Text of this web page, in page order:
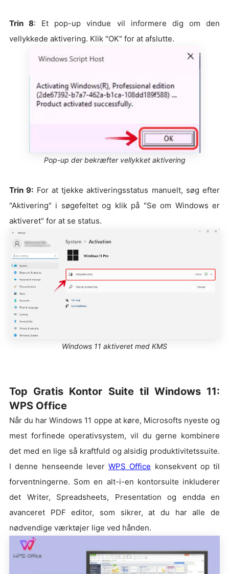
Trin 8: Et pop-up vindue vil informere dig om den
vellykkede aktivering. Klik "OK" for at afslutte.
Pop-up der bekræfter vellykket aktivering
Trin 9: For at tjekke aktiveringsstatus manuelt, søg efter
"Aktivering" i søgefeltet og klik på "Se om Windows er
aktiveret" for at se status.
Windows 11 aktiveret med KMS
Top Gratis Kontor Suite til Windows 11:
WPS Office
Når du har Windows 11 oppe at køre, Microsofts nyeste og
mest forfinede operativsystem, vil du gerne kombinere
det med en lige så kraftfuld og alsidig produktivitetssuite.
I denne henseende lever WPS Office konsekvent op til
forventningerne. Som en alt-i-en kontorsuite inkluderer
det Writer, Spreadsheets, Presentation og endda en
avanceret PDF editor, som sikrer, at du har alle de
nødvendige værktøjer lige ved hånden.